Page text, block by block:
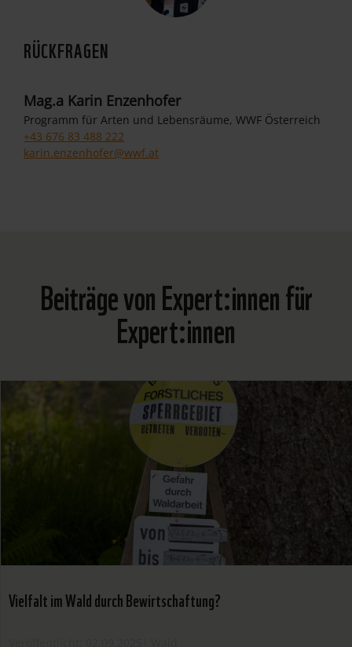
RÜCKFRAGEN
Mag.a Karin Enzenhofer
Programm für Arten und Lebensräume, WWF Österreich
+43 676 83 488 222
karin.enzenhofer@wwf.at
Beiträge von Expert:innen für
Expert:innen
Vielfalt im Wald durch Bewirtschaftung?